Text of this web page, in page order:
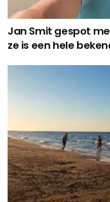
Jan Smit gespot
ze is een hele